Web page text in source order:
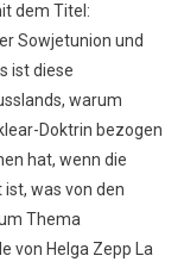
dem Titel:
Sowjetunion und
ist diese
warum
Doktrin bezogen
hat, wenn die
was von den
Thema
von Helga Zepp La